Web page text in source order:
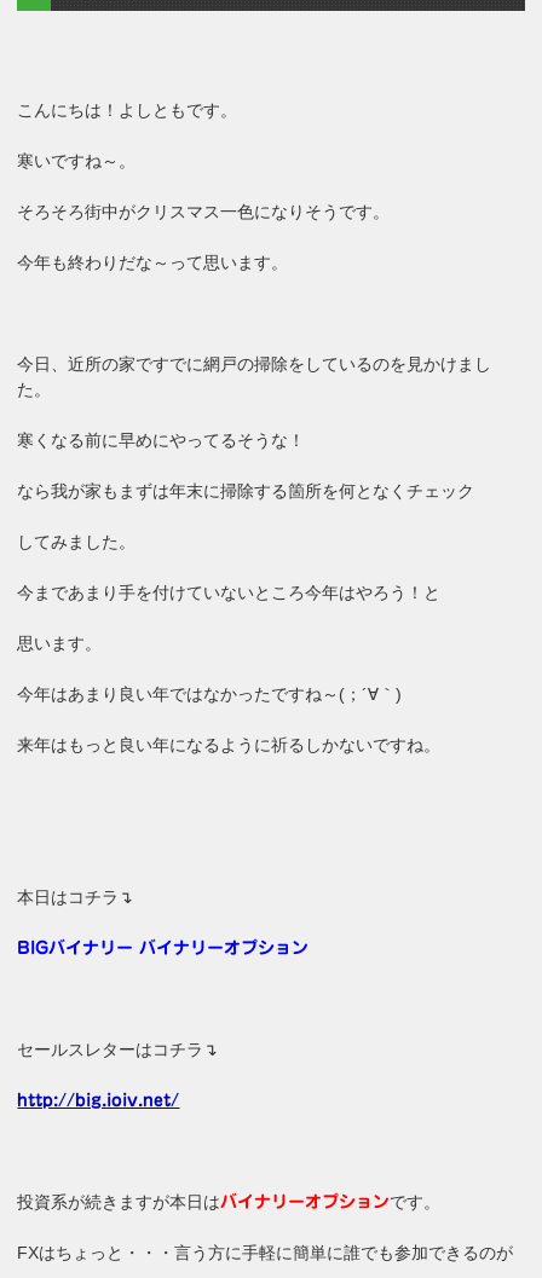
こんにちは！よしともです。
寒いですね～。
そろそろ街中がクリスマス一色になりそうです。
今年も終わりだな～って思います。
今日、近所の家ですでに網戸の掃除をしているのを見かけまし
た。
寒くなる前に早めにやってるそうな！
なら我が家もまずは年末に掃除する箇所を何となくチェック
してみました。
今まであまり手を付けていないところ今年はやろう！と
思います。
今年はあまり良い年ではなかったですね～(；´∀｀)
来年はもっと良い年になるように祈るしかないですね。
本日はコチラ↴
BIGバイナリー バイナリーオプション
セールスレターはコチラ↴
http://big.ioiv.net/
投資系が続きますが本日はバイナリーオプションです。
FXはちょっと・・・言う方に手軽に簡単に誰でも参加できるのが